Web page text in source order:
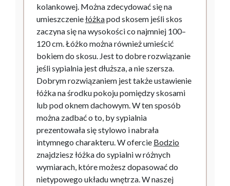
kolankowej. Można zdecydować się na
umieszczeniełóżkapod skosem jeśli skos
zaczyna się na wysokości co najmniej 100–
120 cm. Łóżko można również umieścić
bokiem do skosu. Jest to dobre rozwiązanie
jeśli sypialnia jest dłuższa, a nie szersza.
Dobrym rozwiązaniem jest także ustawienie
łóżka na środku pokoju pomiędzy skosami
lub pod oknem dachowym. W ten sposób
można zadbać o to, by sypialnia
prezentowała się stylowo i nabrała
intymnego charakteru. W ofercie Bodzio
znajdziesz łóżka do sypialni w różnych
wymiarach, które możesz dopasować do
nietypowego układu wnętrza. W naszej